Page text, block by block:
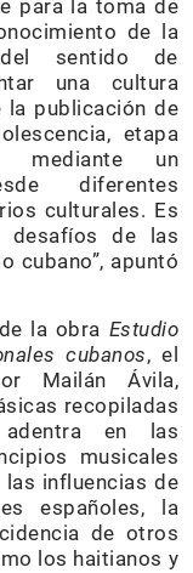
para la toma de
de la
sentido de
una cultura
la publicación de
etapa
mediante un
diferentes
culturales. Es
desafíos de las
cubano”, apuntó
la obra Estudio
cubanos, el
Mailán Ávila,
recopiladas
en las
musicales
influencias de
españoles, la
de otros
los haitianos y